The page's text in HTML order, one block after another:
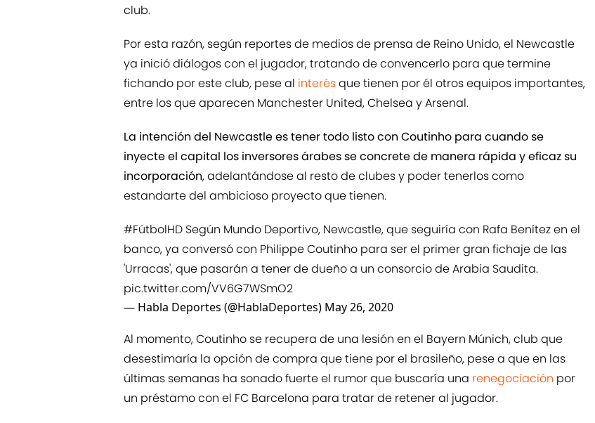
club.
Por esta razón, según reportes de medios de prensa de Reino Unido, el Newcastle
ya inició diálogos con el jugador, tratando de convencerlo para que termine
fichando por este club, pese al interésque tienen por él otros equipos importantes,
entre los que aparecen Manchester United, Chelsea y Arsenal.
La intención del Newcastle es tener todo listo con Coutinho para cuando se
inyecte el capital los inversores árabes se concrete de manera rápida y eficaz su
incorporación, adelantándose al resto de clubes y poder tenerlos como
estandarte del ambicioso proyecto que tienen.
#FútbolHD Según Mundo Deportivo, Newcastle, que seguiría con Rafa Benítez en el
banco, ya conversó con Philippe Coutinho para ser el primer gran fichaje de las
'Urracas', que pasarán a tener de dueño a un consorcio de Arabia Saudita.
pic.twitter.com/VV6G7WSmO2
— Habla Deportes (@HablaDeportes) May 26, 2020
Al momento, Coutinho se recupera de una lesión en el Bayern Múnich, club que
desestimaría la opción de compra que tiene por el brasileño, pese a que en las
últimas semanas ha sonado fuerte el rumor que buscaría una renegociación por
un préstamo con el FC Barcelona para tratar de retener al jugador.